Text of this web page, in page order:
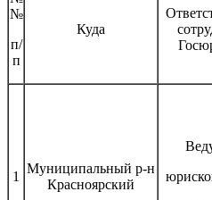
№
п/
п
Куда
1
Муниципальный р-н
Красноярский